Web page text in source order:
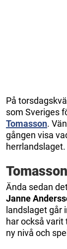
På
som Sveriges
Tomasson.
gången visa
herrlandslaget.
Ända sedan
Janne
landslaget går
har också varit
ny nivå och